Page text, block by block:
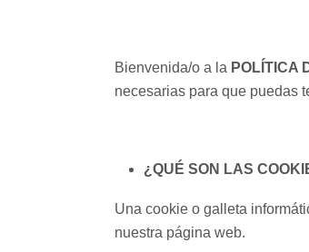
Bienvenida/o a la POLÍTICA
necesarias para que puedas
¿QUÉ SON LAS
Una cookie o galleta
nuestra página web.